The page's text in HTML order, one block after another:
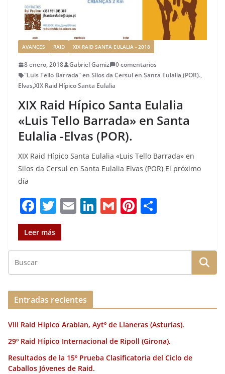
AVANCES RAID XIX RAID SANTA EULALIA - 2018
8 enero, 2018 Gabriel Gamiz
0 comentarios
"Luis Tello Barrada" en Silos da Cersul en Santa Eulalia,(POR).,
Elvas,XIX Raid Hípico Santa Eulalia
XIX Raid Hípico Santa Eulalia
«Luis Tello Barrada» en Santa
Eulalia -Elvas (POR).
XIX Raid Hípico Santa Eulalia «Luis Tello Barrada» en
Silos da Cersul en Santa Eulalia Elvas (POR) El próximo
día
F
a
c
e
b
o
o
k
T
w
it
te
r
E
l
Li
e
dI
G
l
Pi
re
st
p
a
ir
Leer más
Entradas recientes
VIII Raid Hípico Arabian, Aytº de Llaneras (Asturias).
29º Raid Hípico Internacional de Ripoll (Girona).
Resultados de la 15º Prueba Clasificatoria del Ciclo de
Caballos Jóvenes de Raid.